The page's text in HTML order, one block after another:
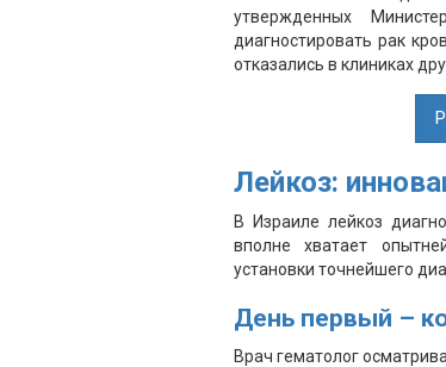
утвержденных
диагностировать рак
отказались в клиниках
Лейкоз:
В Израиле лейкоз
вполне хватает
установки точнейшего
День первый –
Врач гематолог